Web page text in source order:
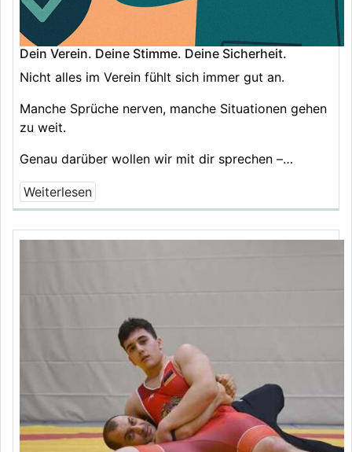
Dein Verein. Deine Stimme. Deine Sicherheit.
Nicht alles im Verein fühlt sich immer gut an.
Manche Sprüche nerven, manche Situationen gehen
zu weit.
Genau darüber wollen wir mit dir sprechen –…
Weiterlesen